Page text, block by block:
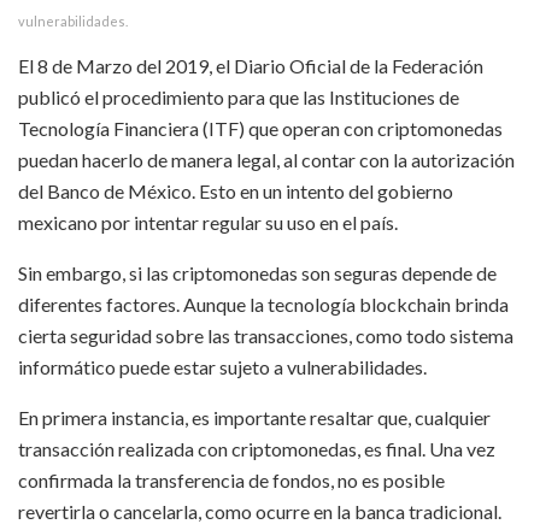
vulnerabilidades.
El 8 de Marzo del 2019, el Diario Oficial de la Federación
publicó el procedimiento para que las Instituciones de
Tecnología Financiera (ITF) que operan con criptomonedas
puedan hacerlo de manera legal, al contar con la autorización
del Banco de México. Esto en un intento del gobierno
mexicano por intentar regular su uso en el país.
Sin embargo, si las criptomonedas son seguras depende de
diferentes factores. Aunque la tecnología blockchain brinda
cierta seguridad sobre las transacciones, como todo sistema
informático puede estar sujeto a vulnerabilidades.
En primera instancia, es importante resaltar que, cualquier
transacción realizada con criptomonedas, es final. Una vez
confirmada la transferencia de fondos, no es posible
revertirla o cancelarla, como ocurre en la banca tradicional.